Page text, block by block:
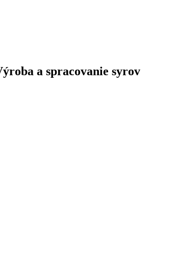
a spracovanie syrov